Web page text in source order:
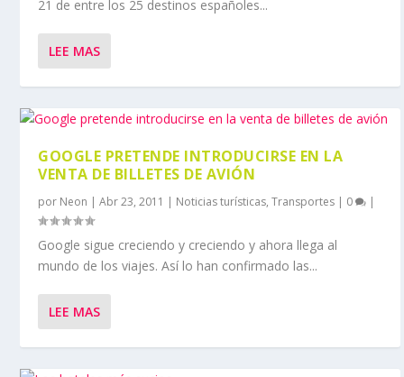
21 de entre los 25 destinos españoles...
LEE MAS
GOOGLE PRETENDE INTRODUCIRSE EN LA
VENTA DE BILLETES DE AVIÓN
por Neon |Abr 23, 2011 | Noticias turísticas,Transportes | 0 |
Google sigue creciendo y creciendo y ahora llega al
mundo de los viajes. Así lo han confirmado las...
LEE MAS